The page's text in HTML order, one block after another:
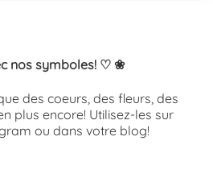
nos symboles! ♡ ❀
des coeurs, des fleurs, des
plus encore! Utilisez-les sur
ou dans votre blog!